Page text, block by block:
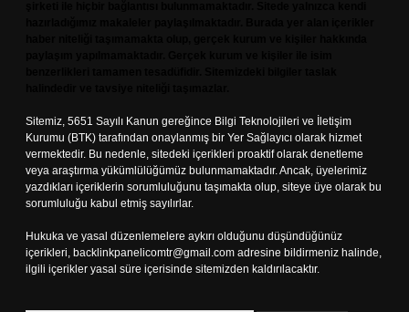
Sitemiz, 5651 Sayılı Kanun gereğince Bilgi Teknolojileri ve İletişim
Kurumu (BTK) tarafından onaylanmış bir Yer Sağlayıcı olarak hizmet
vermektedir. Bu nedenle, sitedeki içerikleri proaktif olarak denetleme
veya araştırma yükümlülüğümüz bulunmamaktadır. Ancak, üyelerimiz
yazdıkları içeriklerin sorumluluğunu taşımakta olup, siteye üye olarak bu
sorumluluğu kabul etmiş sayılırlar.
Hukuka ve yasal düzenlemelere aykırı olduğunu düşündüğünüz
içerikleri, backlinkpanelicomtr@gmail.com adresine bildirmeniz halinde,
ilgili içerikler yasal süre içerisinde sitemizden kaldırılacaktır.